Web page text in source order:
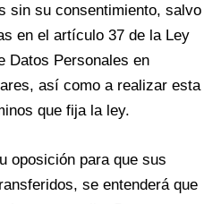
sin su consentimiento, salvo
en el artículo 37 de la Ley
Datos Personales en
así como a realizar esta
que fija la ley.
oposición para que sus
se entenderá que